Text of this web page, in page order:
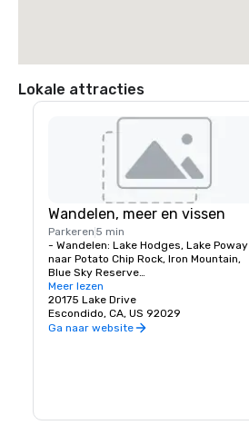
Lokale attracties
Wandelen, meer en vissen
Parkeren 5 min
- Wandelen: Lake Hodges, Lake Poway
naar Potato Chip Rock, Iron Mountain,
Blue Sky Reserve
- Safaripark in de dierentuin van San
Diego - Afrikaanse tramtour,
rondleidingen achter de schermen,
ziplinen
Meer lezen
20175 Lake Drive
Escondido, CA, US 92029
Ga naar website